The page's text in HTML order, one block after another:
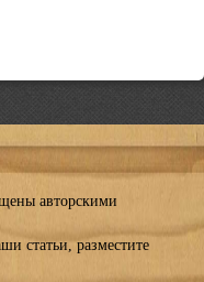
авторскими
статьи, разместите